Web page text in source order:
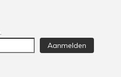
Aanmelden